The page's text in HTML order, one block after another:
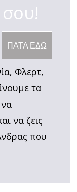
ΠΑΤΑ ΕΔΩ
Φλερτ,
τα
να
να ζεις
που